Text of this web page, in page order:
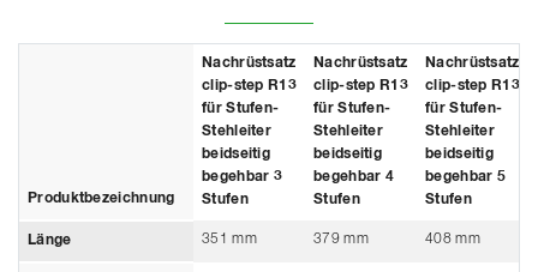
Produktbezeichnung
Nachrüstsatz
clip-step R13
für Stufen-
Stehleiter
beidseitig
begehbar 3
Stufen
Nachrüstsatz
clip-step R13
für Stufen-
Stehleiter
beidseitig
begehbar 4
Stufen
Nachrüstsatz
clip-step R13
für Stufen-
Stehleiter
beidseitig
begehbar 5
Stufen
Länge 351 mm 379 mm 408 mm